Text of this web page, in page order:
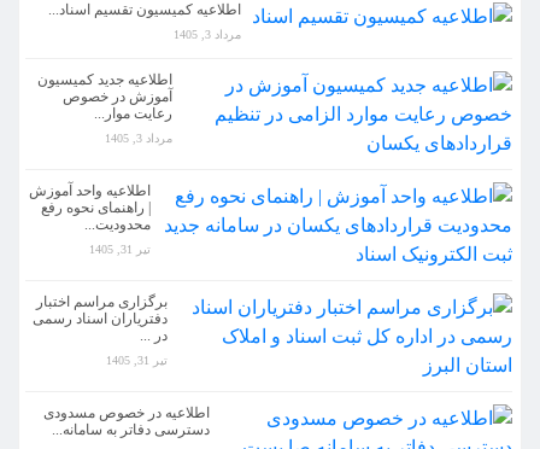
اطلاعیه کمیسیون تقسیم اسناد...
مرداد 3, 1405
اطلاعیه جدید کمیسیون
آموزش در خصوص
رعایت موار...
مرداد 3, 1405
اطلاعیه واحد آموزش
| راهنمای نحوه رفع
محدودیت...
تیر 31, 1405
برگزاری مراسم اختبار
دفتریاران اسناد رسمی
در ...
تیر 31, 1405
اطلاعیه در خصوص مسدودی
دسترسی دفاتر به سامانه...
اطلاعیه جدید کمیسیون آموزش در خصوص رعایت موار...
اطلاعیه واحد آموزش | راهنمای نحوه رفع محدودیت...
تیر 31, 1405
برگزاری مراسم اختبار دفتریاران اسناد رسمی در ...
تیر 31, 1405
اطلاعیه در خصوص مسدودی دسترسی دفاتر به سامانه...
تیر 25, 1405
مرداد 3, 1405